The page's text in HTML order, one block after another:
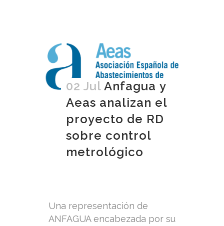
02 Jul Anfagua y
Aeas analizan el
proyecto de RD
sobre control
metrológico
Una representación de
ANFAGUA encabezada por su